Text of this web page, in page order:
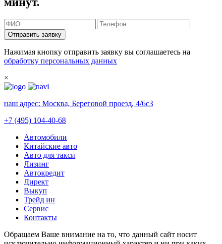
Отправить заявку
Нажимая кнопку отправить заявку вы соглашаетесь на
обработку персональных данных
×
наш адрес: Москва, Береговой проезд, 4/6с3
+7 (495) 104-40-68
Автомобили
Китайские авто
Авто для такси
Лизинг
Автокредит
Директ
Выкуп
Трейд ин
Сервис
Контакты
Обращаем Ваше внимание на то, что данный сайт носит